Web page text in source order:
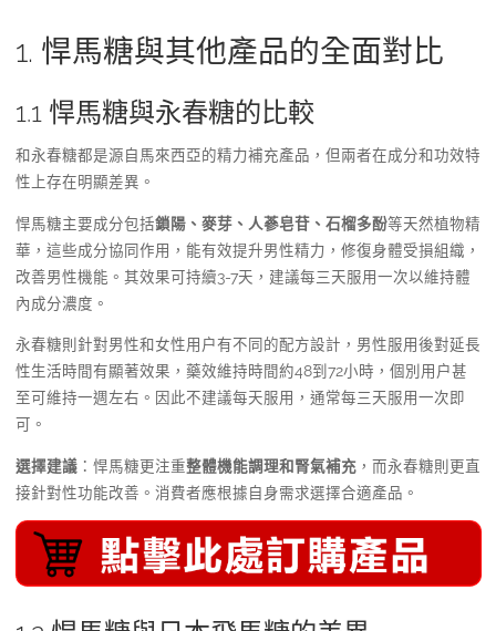
1. 悍馬糖與其他產品的全面對比
1.1 悍馬糖與永春糖的比較
和永春糖都是源自馬來西亞的精力補充產品，但兩者在成分和功效特
性上存在明顯差異。
悍馬糖主要成分包括鎖陽、麥芽、人蔘皂苷、石榴多酚等天然植物精
華，這些成分協同作用，能有效提升男性精力，修復身體受損組織，
改善男性機能。其效果可持續3-7天，建議每三天服用一次以維持體
內成分濃度。
永春糖則針對男性和女性用户有不同的配方設計，男性服用後對延長
性生活時間有顯著效果，藥效維持時間約48到72小時，個別用户甚
至可維持一週左右。因此不建議每天服用，通常每三天服用一次即
可。
選擇建議：悍馬糖更注重整體機能調理和腎氣補充，而永春糖則更直
接針對性功能改善。消費者應根據自身需求選擇合適產品。